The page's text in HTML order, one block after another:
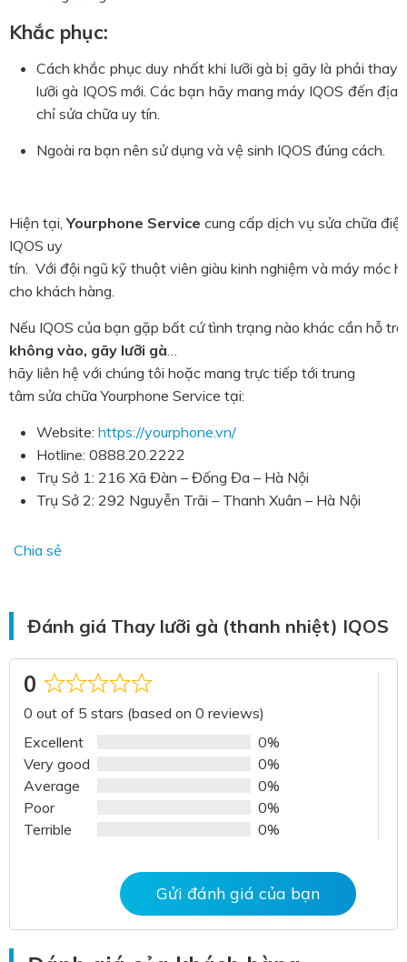
Khắc phục:
Cách khắc phục duy nhất khi lưỡi gà bị gãy là phải thay
lưỡi gà IQOS mới. Các bạn hãy mang máy IQOS đến địa
chỉ sửa chữa uy tín.
Ngoài ra bạn nên sử dụng và vệ sinh IQOS đúng cách.
Hiện tại ,Yourphone Service cung cấp dịch vụ sửa chữa
IQOS uy
tín Với đội ngũ kỹ thuật viên giàu kinh nghiệm và máy móc
cho khách hàng
Nếu IQOS của bạn gặp bất cứ tình trạng nào khác cần hỗ trợ
không vào, gãy lưỡi gà
hãy liên hệ với chúng tôi hoặc mang trực tiếp tới trung
tâm sửa chữa Yourphone Service tại:
Website: https://yourphone.vn/
Hotline: 0888.20.2222
Trụ Sở 1: 216 Xã Đàn – Đống Đa – Hà Nội
Trụ Sở 2: 292 Nguyễn Trãi – Thanh Xuân – Hà Nội
Chia sẻ
Đánh giá Thay lưỡi gà (thanh nhiệt) IQOS
0
Rated
0
out
of
5
0 out of 5 stars (based on 0 reviews)
Excellent
0%
Very good
0%
Average
0%
Poor
0%
Terrible
0%
Gửi đánh giá của bạn